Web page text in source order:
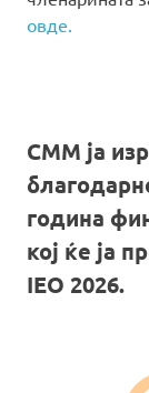
овде.
СММ ја
година
кој ќе ја
IEO 2026.